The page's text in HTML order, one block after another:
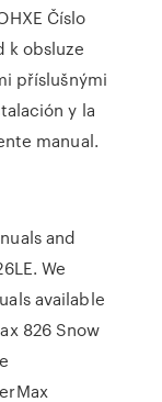
Číslo
k obsluze
příslušnými
y la
manual.
and
We
available
826 Snow